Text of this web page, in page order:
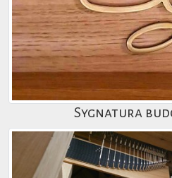
Sygnatura